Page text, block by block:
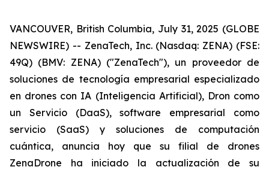
VANCOUVER, British Columbia, July 31, 2025 (GLOBE
NEWSWIRE) -- ZenaTech, Inc. (Nasdaq: ZENA) (FSE:
49Q) (BMV: ZENA) ("ZenaTech"), un proveedor de
soluciones de tecnología empresarial especializado
en drones con IA (Inteligencia Artificial), Dron como
un Servicio (DaaS), software empresarial como
servicio (SaaS) y soluciones de computación
cuántica, anuncia hoy que su filial de drones
ZenaDrone ha iniciado la actualización de su